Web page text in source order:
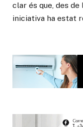
clar és que, des de
iniciativa ha estat